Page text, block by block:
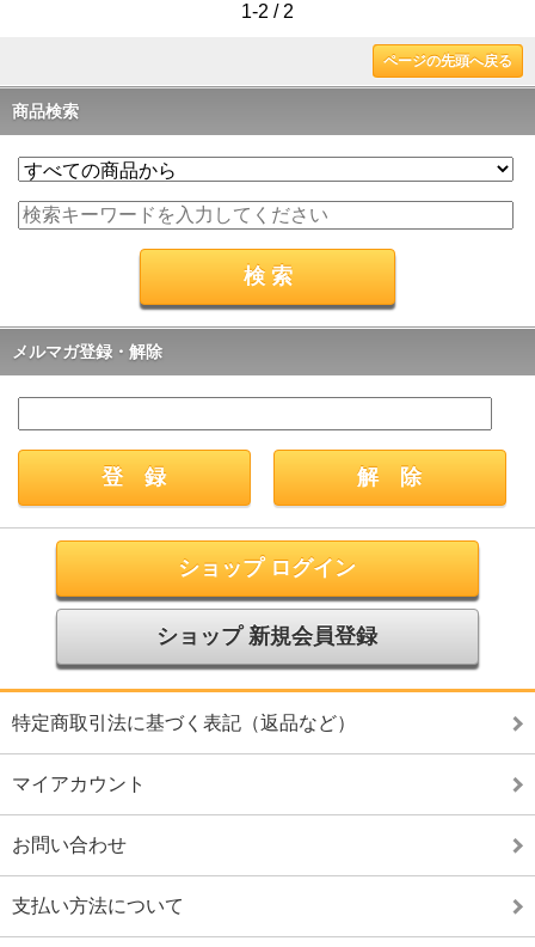
1-2 / 2
ページの先頭へ戻る
商品検索
メルマガ登録・解除
ショップ ログイン
ショップ 新規会員登録
特定商取引法に基づく表記（返品など）
マイアカウント
お問い合わせ
支払い方法について